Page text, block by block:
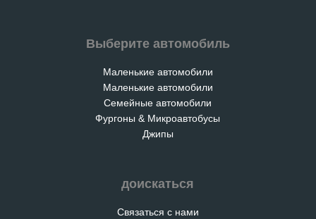
Выберите автомобиль
Маленькие автомобили
Маленькие автомобили
Семейные автомобили
Фургоны & Микроавтобусы
Джипы
доискаться
Связаться с нами